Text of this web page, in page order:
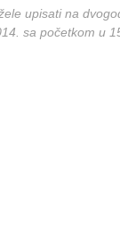
upisati na
sa početkom u